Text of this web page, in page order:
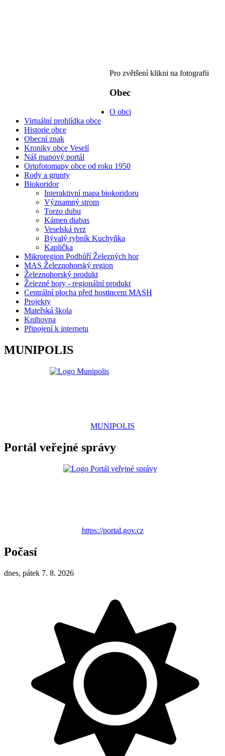
Pro zvětšení klikni na fotografii
Obec
O obci
Virtuální prohlídka obce
Historie obce
Obecní znak
Kroniky obce Veselí
Náš mapový portál
Ortofotomapy obce od roku 1950
Rody a grunty
Biokoridor
Interaktivní mapa biokoridoru
Významný strom
Torzo dubu
Kámen diabas
Veselská tvrz
Bývalý rybník Kuchyňka
Kaplička
Mikroregion Podhůří Železných hor
MAS Železnohorský region
Železnohorský produkt
Železné hory - regionální produkt
Centrální plocha před hostincem MASH
Projekty
Mateřská škola
Knihovna
Připojení k internetu
MUNIPOLIS
MUNIPOLIS
Portál veřejné správy
https://portal.gov.cz
Počasí
dnes, pátek 7. 8. 2026